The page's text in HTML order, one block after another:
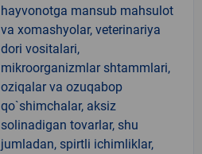
hayvonotga mansub mahsulot
va xomashyolar, veterinariya
dori vositalari,
mikroorganizmlar shtammlari,
oziqalar va ozuqabop
qo`shimchalar, aksiz
solinadigan tovarlar, shu
jumladan, spirtli ichimliklar,